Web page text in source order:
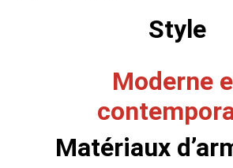
Style
Moderne
Matériaux